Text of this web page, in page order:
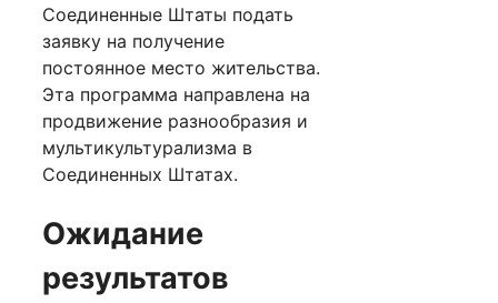
Соединенные Штаты подать
заявку на получение
постоянное место жительства.
Эта программа направлена ​​на
продвижение разнообразия и
мультикультурализма в
Соединенных Штатах.
Ожидание
результатов